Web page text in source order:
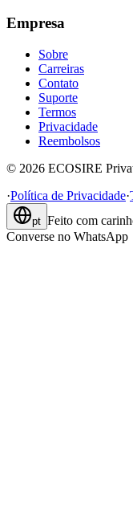
Empresa
Sobre
Carreiras
Contato
Suporte
Termos
Privacidade
Reembolsos
© 2026 ECOSIRE
·Política de Privacidade·
pt Feito com
Converse no WhatsApp